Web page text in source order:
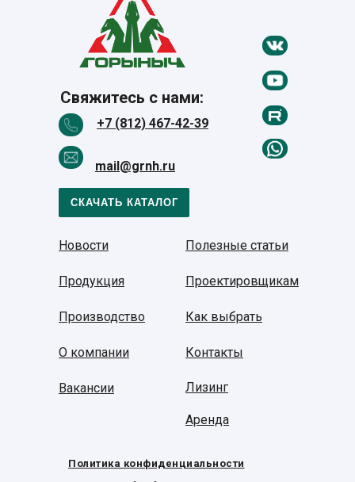
Продукция
Производство
О компании
Проектировщикам
Как выбрать
Контакты
Лизинг
Аренда
+7 (812) 467-42-39
СКАЧАТЬ КАТАЛОГ
Свяжитесь с нами:
mail@grnh.ru
Новости Полезные статьи
Вакансии
Политика конфиденциальности